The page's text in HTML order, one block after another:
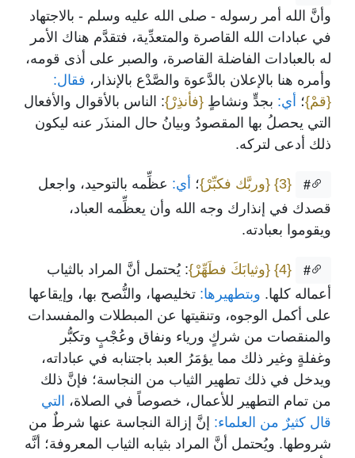
وأنَّ الله أمر رسوله - صلى الله عليه وسلم - بالاجتهاد
في عبادات الله القاصرة والمتعدِّية، فتقدَّم هناك الأمر
له بالعبادات الفاضلة القاصرة، والصبر على أذى قومه،
وأمره هنا بالإعلان بالدَّعوة والصَّدْع بالإنذار، فقال:
{قمْ}؛ أي: بجدٍّ ونشاطٍ {فأنذِرْ}: الناس بالأقوال والأفعال
التي يحصلُ بها المقصودُ وبيانُ حال المنذَر عنه ليكون
ذلك أدعى لتركه.
#
{3} {وربَّك فكبِّرْ}؛ أي: عظِّمه بالتوحيد، واجعل
قصدك في إنذارك وجه الله وأن يعظِّمه العباد،
ويقوموا بعبادته.
#
{4} {وثيابَكَ فطَهِّرْ}: يُحتمل أنَّ المراد بالثياب
أعماله كلها. وبتطهيرها: تخليصها، والنُّصح بها، وإيقاعها
على أكمل الوجوه، وتنقيتها عن المبطلات والمفسدات
والمنقصات من شركٍ ورياء ونفاق وعُجْبٍ وتكبُّر
وغفلةٍ وغير ذلك مما يؤمَرُ العبد باجتنابه في عباداته،
ويدخل في ذلك تطهير الثياب من النجاسة؛ فإنَّ ذلك
من تمام التطهير للأعمال، خصوصاً في الصلاة، التي
قال كثيرٌ من العلماء: إنَّ إزالة النجاسة عنها شرطٌ من
شروطها. ويُحتمل أنَّ المراد بثيابه الثياب المعروفة؛ أنَّه